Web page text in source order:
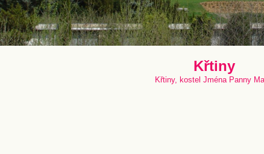
Křtiny
Křtiny, kostel Jména Panny